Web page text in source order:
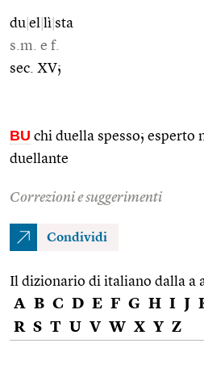
du el lì sta
s.m. e f.
sec. XV;
BU chi duella spesso; esperto
duellante
Correzioni e suggerimenti
Condividi
Il dizionario di italiano dalla a
A B C D E F G H I J
R S T U V W X Y Z